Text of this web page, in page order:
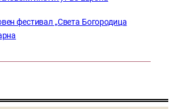
фестивал „Света Богородица